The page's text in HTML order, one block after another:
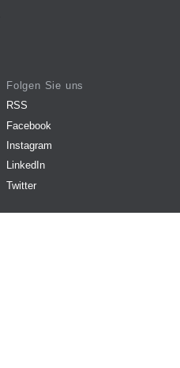
Folgen Sie uns
RSS
Facebook
Instagram
LinkedIn
Twitter